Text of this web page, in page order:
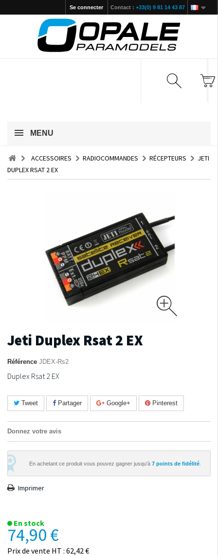
Contact : +33(0) 9 81 14 43 87
Se connecter
MENU
ACCESSOIRES RADIOCOMMANDES RÉCEPTEURS
JETI
DUPLEX RSAT 2 EX
Jeti Duplex Rsat 2 EX
Référence JDEX-Rs2
Duplex Rsat 2 EX
Tweet Partager Google+ Pinterest
Donnez votre avis
En achetant ce produit vous pouvez gagner jusqu'à 7 points de fidélité
Imprimer
En stock
74,90 €
Prix de vente HT : 62,42 €